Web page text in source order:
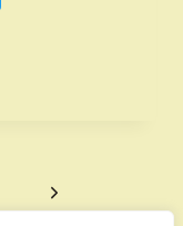
Następna